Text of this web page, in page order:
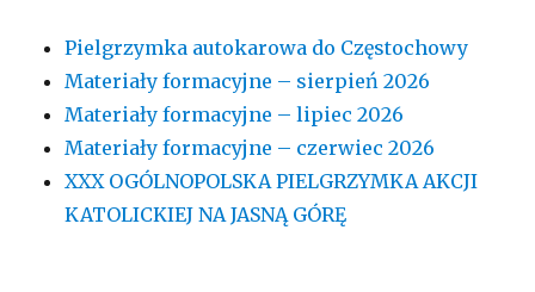
Pielgrzymka autokarowa do Częstochowy
Materiały formacyjne – sierpień 2026
Materiały formacyjne – lipiec 2026
Materiały formacyjne – czerwiec 2026
XXX OGÓLNOPOLSKA PIELGRZYMKA AKCJI
KATOLICKIEJ NA JASNĄ GÓRĘ